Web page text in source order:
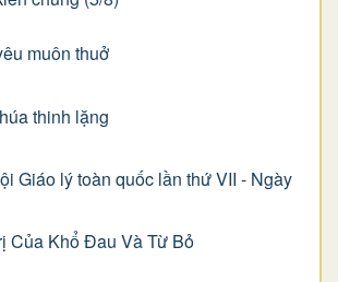
muôn thuở
thinh lặng
Giáo lý toàn quốc lần thứ VII - Ngày
Của Khổ Ðau Và Từ Bỏ